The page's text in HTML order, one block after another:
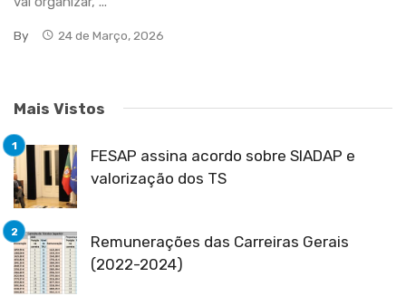
By 24 de Março, 2026
Mais Vistos
FESAP assina acordo sobre SIADAP e
valorização dos TS
Remunerações das Carreiras Gerais
(2022-2024)